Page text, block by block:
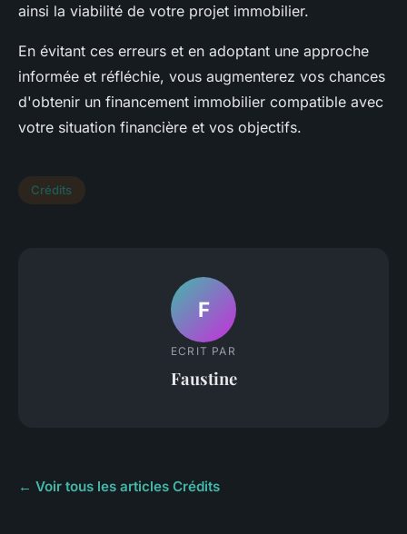
ainsi la viabilité de votre projet immobilier.
En évitant ces erreurs et en adoptant une approche
informée et réfléchie, vous augmenterez vos chances
d'obtenir un financement immobilier compatible avec
votre situation financière et vos objectifs.
Crédits
F
ECRIT PAR
Faustine
← Voir tous les articles Crédits